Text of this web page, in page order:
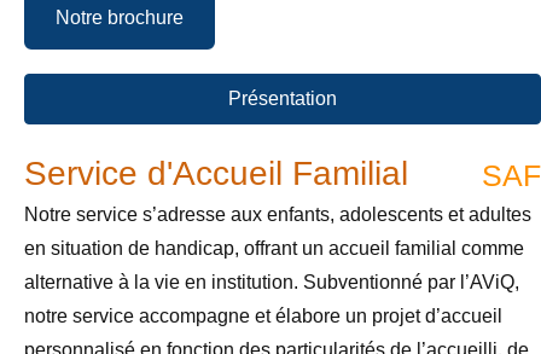
Notre brochure
Présentation
Service d'Accueil Familial SAF
Notre service s’adresse aux enfants, adolescents et adultes
en situation de handicap, offrant un accueil familial comme
alternative à la vie en institution. Subventionné par l’AViQ,
notre service accompagne et élabore un projet d’accueil
personnalisé en fonction des particularités de l’accueilli, de